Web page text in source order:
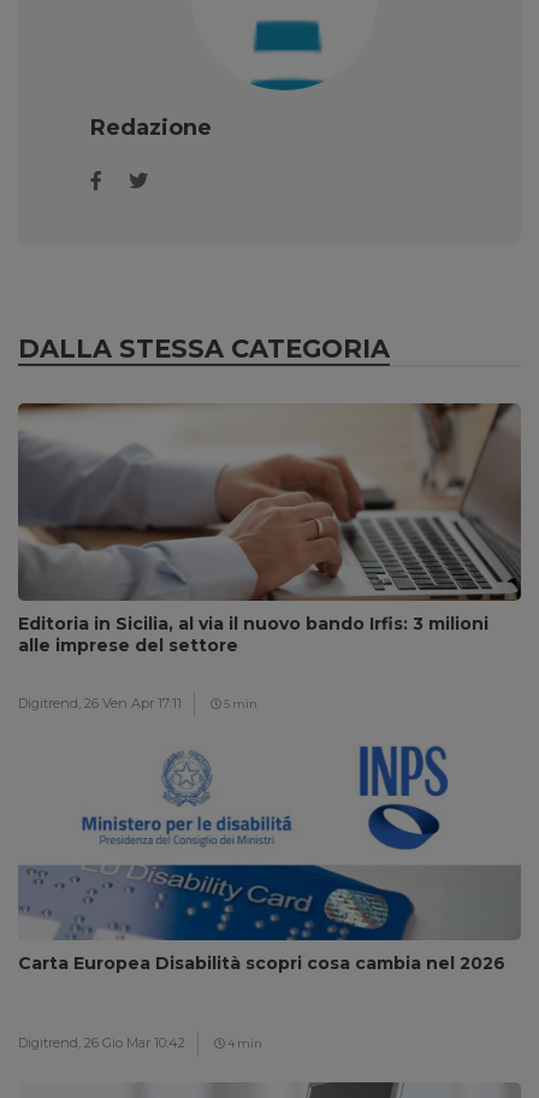
Redazione
DALLA STESSA CATEGORIA
Editoria in Sicilia, al via il nuovo bando Irfis: 3 milioni
alle imprese del settore
Digitrend, 26 Ven Apr 17:11 5 min
Carta Europea Disabilità scopri cosa cambia nel 2026
Digitrend, 26 Gio Mar 10:42 4 min